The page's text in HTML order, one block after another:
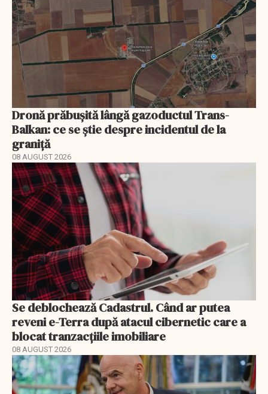
Dronă prăbușită lângă gazoductul Trans-
Balkan: ce se știe despre incidentul de la
graniță
08 AUGUST 2026
Se deblochează Cadastrul. Când ar putea
reveni e-Terra după atacul cibernetic care a
blocat tranzacțiile imobiliare
08 AUGUST 2026